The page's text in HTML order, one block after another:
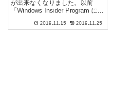
が出来なくなりました。以前
「Windows Insider Program に参
らく「ファスト」で参加してい
2019.11.15 2019.11.25